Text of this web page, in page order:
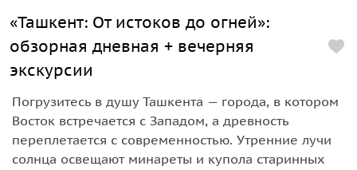
«Ташкент: От истоков до огней»:
обзорная дневная + вечерняя
экскурсии
Погрузитесь в душу Ташкента — города, в котором
Восток встречается с Западом, а древность
переплетается с современностью. Утренние лучи
солнца освещают минареты и купола старинных